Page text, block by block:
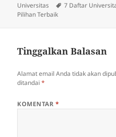
pada
Universitas
Tag
7 Daftar
Pilihan Terbaik
Tinggalkan Balasan
Alamat email Anda tidak akan
ditandai*
KOMENTAR *